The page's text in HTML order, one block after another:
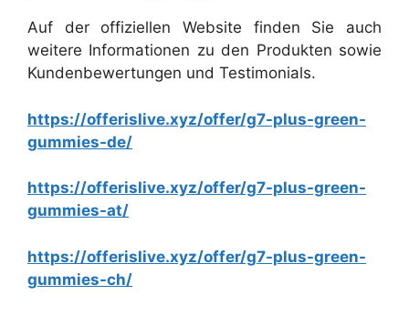
Auf der offiziellen Website finden Sie auch
weitere Informationen zu den Produkten sowie
Kundenbewertungen und Testimonials.
https://offerislive.xyz/offer/g7-plus-green-
gummies-de/
https://offerislive.xyz/offer/g7-plus-green-
gummies-at/
https://offerislive.xyz/offer/g7-plus-green-
gummies-ch/